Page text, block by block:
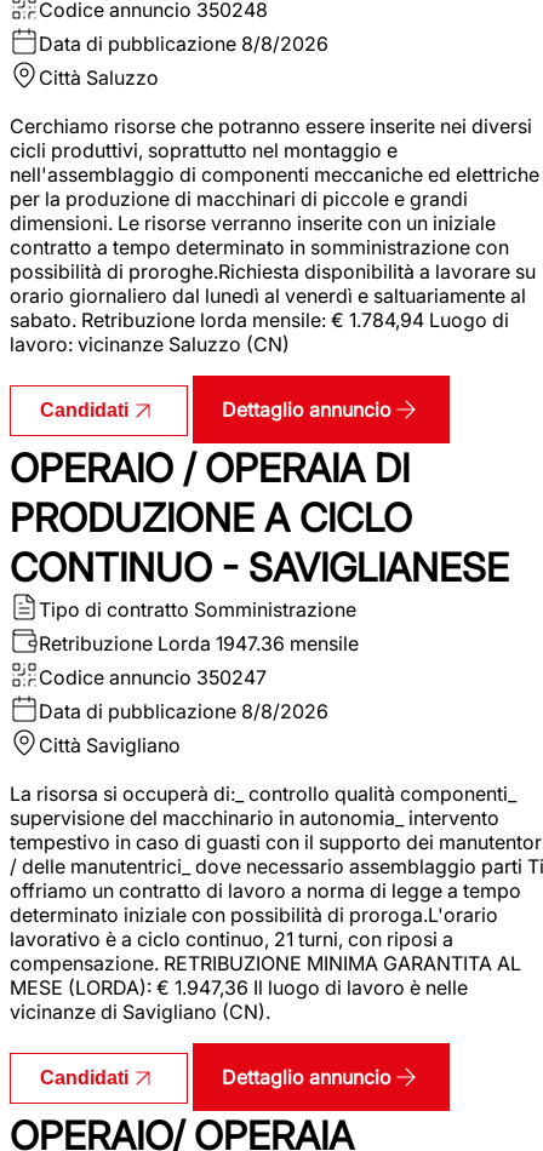
Codice annuncio 350248
Data di pubblicazione 8/8/2026
Città Saluzzo
Cerchiamo risorse che potranno essere inserite nei diversi
cicli produttivi, soprattutto nel montaggio e
nell'assemblaggio di componenti meccaniche ed elettriche
per la produzione di macchinari di piccole e grandi
dimensioni. Le risorse verranno inserite con un iniziale
contratto a tempo determinato in somministrazione con
possibilità di proroghe.Richiesta disponibilità a lavorare su
orario giornaliero dal lunedì al venerdì e saltuariamente al
sabato. Retribuzione lorda mensile: € 1.784,94 Luogo di
lavoro: vicinanze Saluzzo (CN)
Candidati Dettaglio annuncio
OPERAIO / OPERAIA DI
PRODUZIONE A CICLO
CONTINUO - SAVIGLIANESE
Tipo di contratto Somministrazione
Retribuzione Lorda 1947.36 mensile
Codice annuncio 350247
Data di pubblicazione 8/8/2026
Città Savigliano
La risorsa si occuperà di:_ controllo qualità componenti_
supervisione del macchinario in autonomia_ intervento
tempestivo in caso di guasti con il supporto dei
/ delle manutentrici_ dove necessario assemblaggio parti Ti
offriamo un contratto di lavoro a norma di legge a tempo
determinato iniziale con possibilità di proroga.L'orario
lavorativo è a ciclo continuo, 21 turni, con riposi a
compensazione. RETRIBUZIONE MINIMA GARANTITA AL
MESE (LORDA): € 1.947,36 Il luogo di lavoro è nelle
vicinanze di Savigliano (CN).
Candidati Dettaglio annuncio
OPERAIO/ OPERAIA